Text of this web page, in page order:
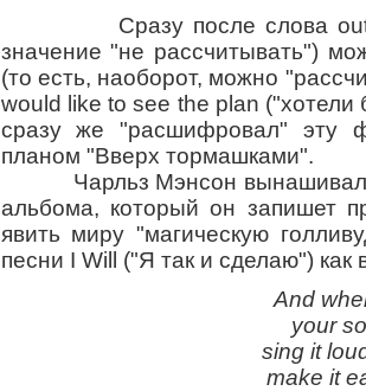
Сразу после слова out
значение "не рассчитывать")
(то есть, наоборот, можно
would like to see the plan
сразу же "расшифровал" эту
планом "Вверх тормашками".
Чарльз Мэнсон вынашивал
альбома, который он запишет
явить миру "магическую
песни I Will ("Я так и сделаю")
And
your
sing it
make it